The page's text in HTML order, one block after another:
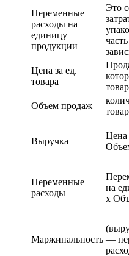
Переменные
расходы на
единицу
продукции
Это
Цена за ед.
товара
товар
Объем продаж
Выручка
Цена
Переменные
расходы
на
х
Маржинальность —